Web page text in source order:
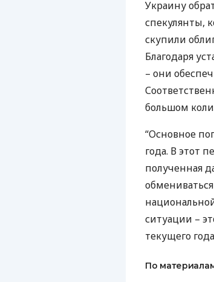
Украину
спекулянты,
скупили
Благодаря
– они
большом
“Основное
года. В этот
полученная
ситуации –
текущего
По